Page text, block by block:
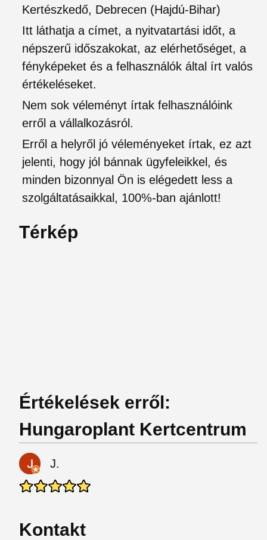
Kertészkedő, Debrecen (Hajdú-Bihar)
Itt láthatja a címet, a nyitvatartási időt, a
népszerű időszakokat, az elérhetőséget, a
fényképeket és a felhasználók által írt valós
értékeléseket.
Nem sok véleményt írtak felhasználóink
erről a vállalkozásról.
Erről a helyről jó véleményeket írtak, ez azt
jelenti, hogy jól bánnak ügyfeleikkel, és
minden bizonnyal Ön is elégedett less a
szolgáltatásaikkal, 100%-ban ajánlott!
Térkép
Értékelések erről:
Hungaroplant Kertcentrum
J.
Kontakt